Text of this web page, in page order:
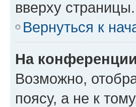
вверху
Вернуться к
На
Возможно,
поясу, а не к